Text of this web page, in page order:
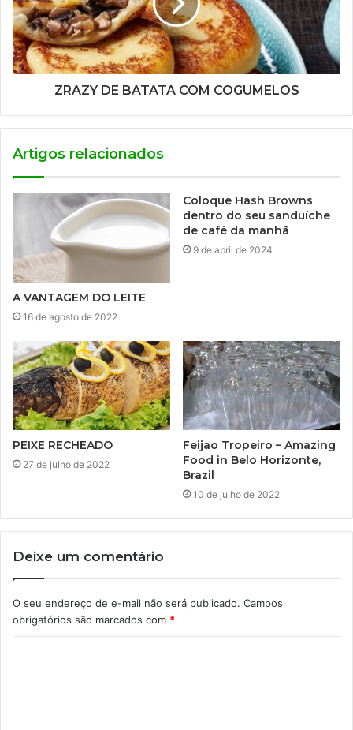
ZRAZY DE BATATA COM COGUMELOS
Artigos relacionados
A VANTAGEM DO LEITE
16 de agosto de 2022
Coloque Hash Browns
dentro do seu sanduíche
de café da manhã
9 de abril de 2024
PEIXE RECHEADO
27 de julho de 2022
Feijao Tropeiro – Amazing
Food in Belo Horizonte,
Brazil
10 de julho de 2022
Deixe um comentário
O seu endereço de e-mail não será publicado. Campos
obrigatórios são marcados com *